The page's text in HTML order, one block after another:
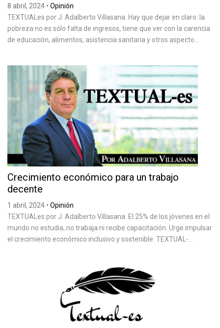
8 abril, 2024 • Opinión
TEXTUALes por J. Adalberto Villasana. Hay que dejar en claro: la
pobreza no es sólo falta de ingresos, tiene que ver con la carencia
de educación, alimentos, asistencia sanitaria y otros aspecto...
Crecimiento económico para un trabajo
decente
1 abril, 2024 • Opinión
TEXTUALes por J. Adalberto Villasana. El 25% de los jóvenes en el
mundo no estudia, no trabaja ni recibe capacitación. Urge impulsar
el crecimiento económico inclusivo y sostenible. TEXTUAL-...